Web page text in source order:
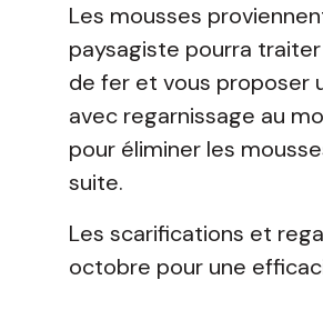
Les mousses
paysagiste pourra
de fer et vous proposer
avec regarnissage au
pour éliminer les
suite.
Les scarifications et
octobre pour une